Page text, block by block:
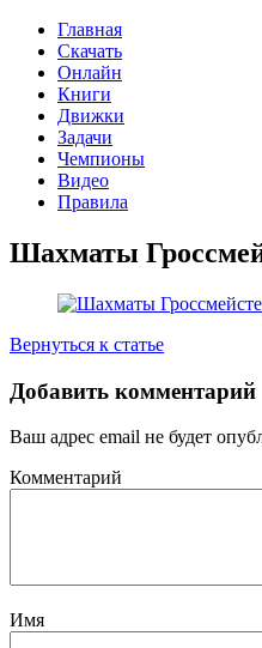
Главная
Скачать
Онлайн
Книги
Движки
Задачи
Чемпионы
Видео
Правила
Шахматы
Вернуться к статье
Добавить комментарий
Ваш адрес email не будет
Комментарий
Имя